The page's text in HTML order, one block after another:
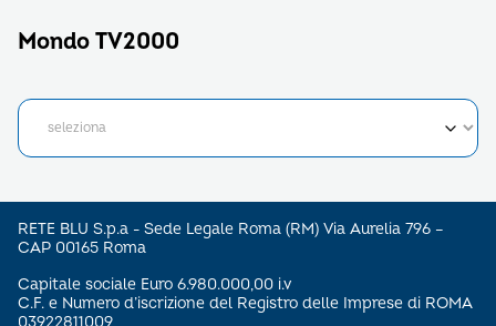
Mondo TV2000
RETE BLU S.p.a - Sede Legale Roma (RM) Via Aurelia 796 –
CAP 00165 Roma
Capitale sociale Euro 6.980.000,00 i.v
C.F. e Numero d’iscrizione del Registro delle Imprese di ROMA
03922811009